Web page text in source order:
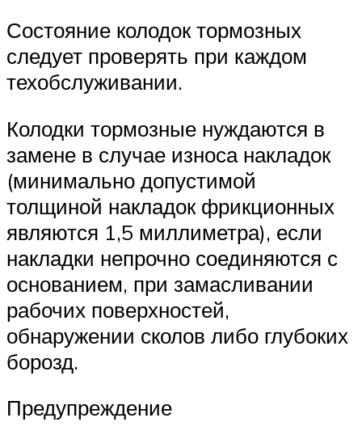
Состояние колодок тормозных
следует проверять при каждом
техобслуживании.
Колодки тормозные нуждаются в
замене в случае износа накладок
(минимально допустимой
толщиной накладок фрикционных
являются 1,5 миллиметра), если
накладки непрочно соединяются с
основанием, при замасливании
рабочих поверхностей,
обнаружении сколов либо глубоких
борозд.
Предупреждение